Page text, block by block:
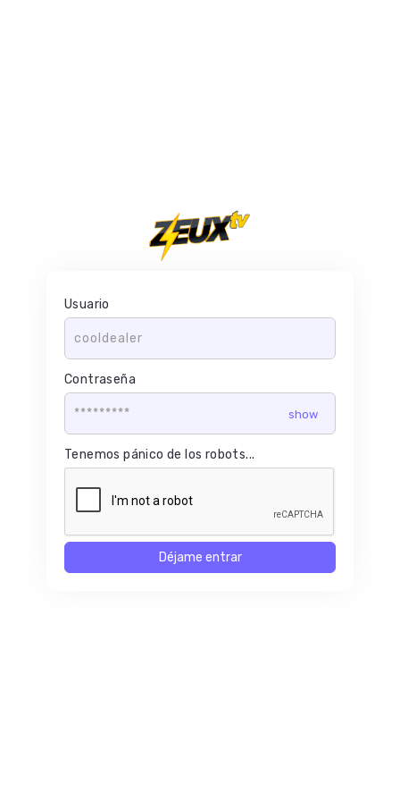
Usuario
Contraseña
Tenemos pánico de los robots...
Déjame entrar